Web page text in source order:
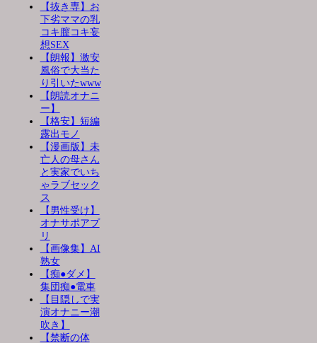
【抜き専】お
下劣ママの乳
コキ膣コキ妄
想SEX
【朗報】激安
風俗で大当た
り引いたwww
【朗読オナニ
ー】
【格安】短編
露出モノ
【漫画版】未
亡人の母さん
と実家でいち
ゃラブセック
ス
【男性受け】
オナサポアプ
リ
【画像集】AI
熟女
【痴●ダメ】
集団痴●電車
【目隠しで実
演オナニー潮
吹き】
【禁断の体